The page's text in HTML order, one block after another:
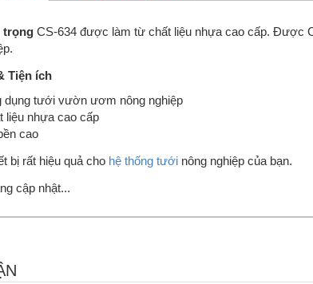
trọng CS-634 được làm từ chất liệu nhựa cao cấp. Được
Tiện ích
dụng tưới vườn ươm nông nghiệp
liệu nhựa cao cấp
cao
bị rất hiệu quả cho hệ thống tưới nông nghiệp của bạn.
cập nhật...